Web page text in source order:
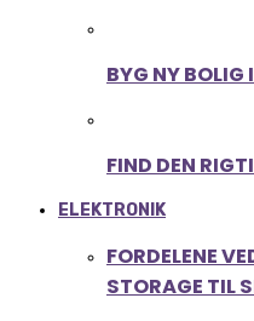
BYG NY BOLIG
FIND DEN
ELEKTRONIK
FORDELENE
STORAGE TIL